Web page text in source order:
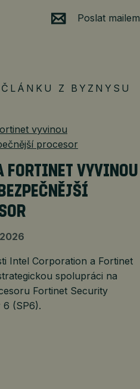
Poslat mailem
Z BYZNYSU
FORTINET VYVINOU
Intel Corporation a Fortinet
spolupráci na
Fortinet Security
6 (SP6).